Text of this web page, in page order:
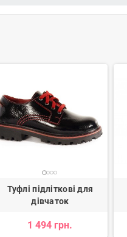
Туфлі підліткові для
дівчаток
1 494 грн.